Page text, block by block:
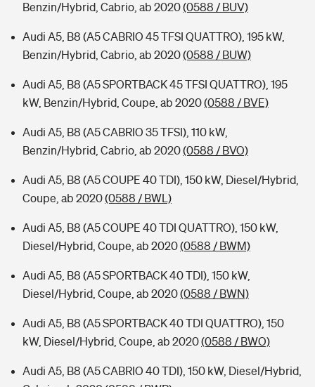
Benzin/Hybrid, Cabrio, ab 2020(0588 / BUV)
Audi A5, B8 (A5 CABRIO 45 TFSI QUATTRO), 195 kW,
Benzin/Hybrid, Cabrio, ab 2020(0588 / BUW)
Audi A5, B8 (A5 SPORTBACK 45 TFSI QUATTRO), 195
kW, Benzin/Hybrid, Coupe, ab 2020(0588 / BVE)
Audi A5, B8 (A5 CABRIO 35 TFSI), 110 kW,
Benzin/Hybrid, Cabrio, ab 2020(0588 / BVO)
Audi A5, B8 (A5 COUPE 40 TDI), 150 kW, Diesel/Hybrid,
Coupe, ab 2020(0588 / BWL)
Audi A5, B8 (A5 COUPE 40 TDI QUATTRO), 150 kW,
Diesel/Hybrid, Coupe, ab 2020(0588 / BWM)
Audi A5, B8 (A5 SPORTBACK 40 TDI), 150 kW,
Diesel/Hybrid, Coupe, ab 2020(0588 / BWN)
Audi A5, B8 (A5 SPORTBACK 40 TDI QUATTRO), 150
kW, Diesel/Hybrid, Coupe, ab 2020(0588 / BWO)
Audi A5, B8 (A5 CABRIO 40 TDI), 150 kW, Diesel/Hybrid,